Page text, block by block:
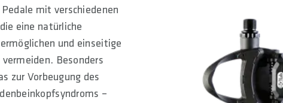
mit verschiedenen
eine natürliche
und einseitige
Besonders
zur Vorbeugung des
–